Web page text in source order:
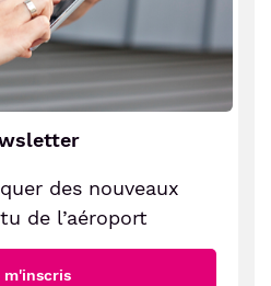
des nouveaux
de l’aéroport
m'inscris